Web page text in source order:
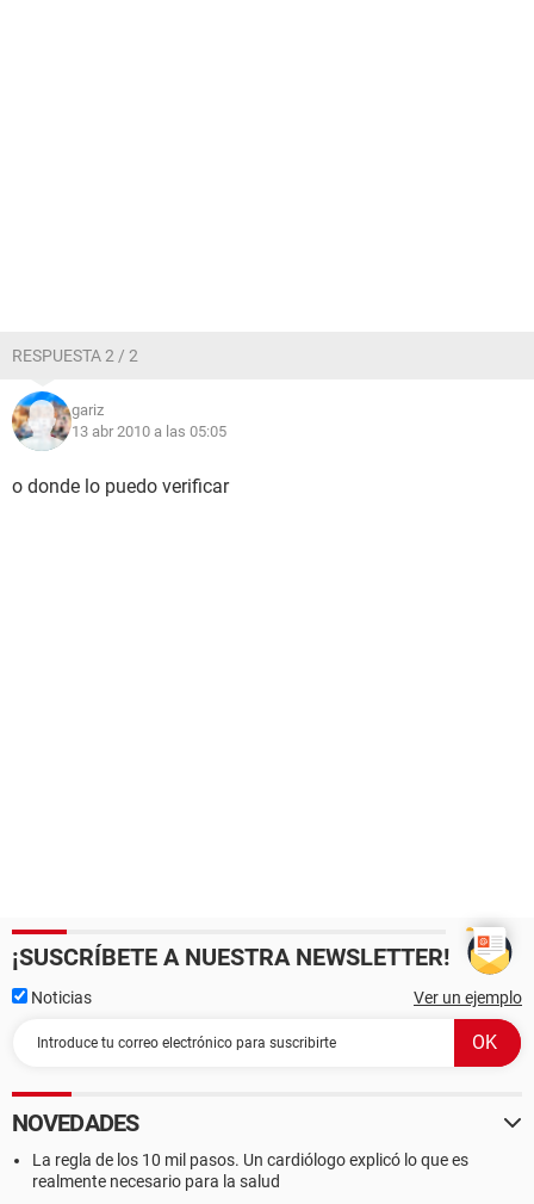
RESPUESTA 2 / 2
gariz
13 abr 2010 a las 05:05
o donde lo puedo verificar
¡SUSCRÍBETE A NUESTRA NEWSLETTER!
Noticias Ver un ejemplo
NOVEDADES
La regla de los 10 mil pasos. Un cardiólogo explicó lo que es
realmente necesario para la salud